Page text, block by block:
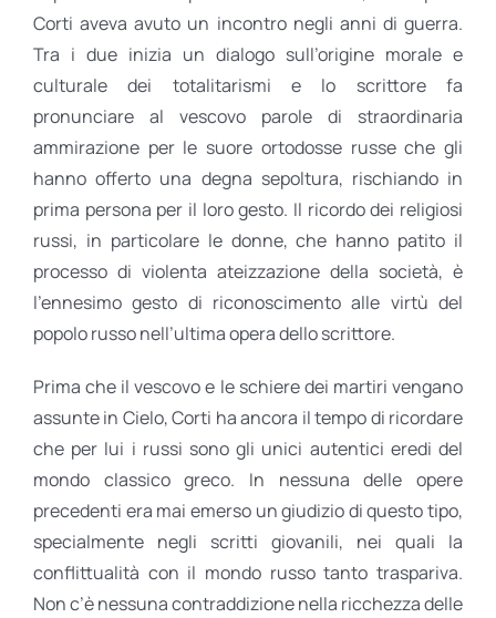
Corti aveva avuto un incontro negli anni di guerra.
Tra i due inizia un dialogo sull’origine morale e
culturale dei totalitarismi e lo scrittore fa
pronunciare al vescovo parole di straordinaria
ammirazione per le suore ortodosse russe che gli
hanno offerto una degna sepoltura, rischiando in
prima persona per il loro gesto. Il ricordo dei religiosi
russi, in particolare le donne, che hanno patito il
processo di violenta ateizzazione della società, è
l’ennesimo gesto di riconoscimento alle virtù del
popolo russo nell’ultima opera dello scrittore.
Prima che il vescovo e le schiere dei martiri vengano
assunte in Cielo, Corti ha ancora il tempo di ricordare
che per lui i russi sono gli unici autentici eredi del
mondo classico greco. In nessuna delle opere
precedenti era mai emerso un giudizio di questo tipo,
specialmente negli scritti giovanili, nei quali la
conflittualità con il mondo russo tanto traspariva.
Non c’è nessuna contraddizione nella ricchezza delle